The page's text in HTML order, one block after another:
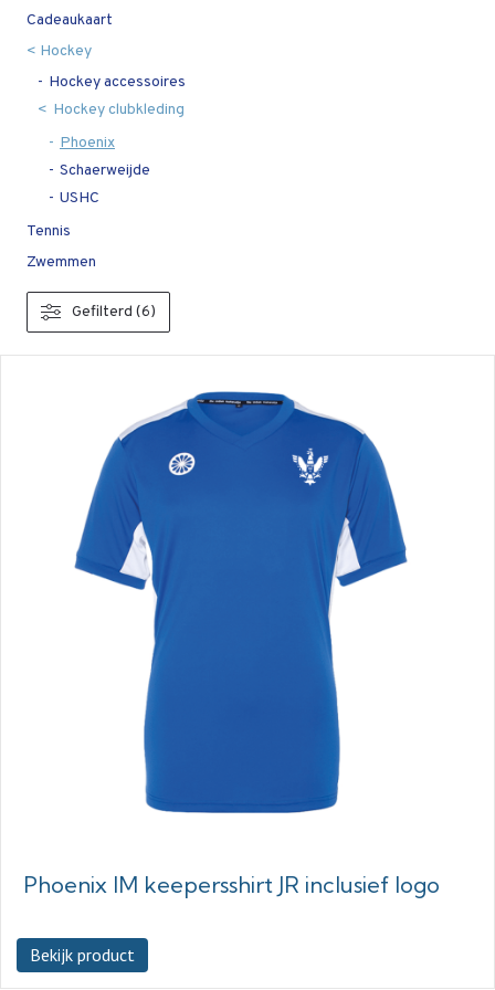
Cadeaukaart
Hockey
Hockey accessoires
Hockey clubkleding
Phoenix
Schaerweijde
USHC
Tennis
Zwemmen
Gefilterd (6)
Phoenix IM keepersshirt JR inclusief logo
Bekijk product